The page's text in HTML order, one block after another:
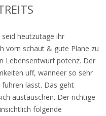
seid heutzutage ihr
vorn schaut & gute Plane zu
Lebensentwurf potenz. Der
uff, wanneer so sehr
lasst. Das geht
austauschen. Der richtige
folgende